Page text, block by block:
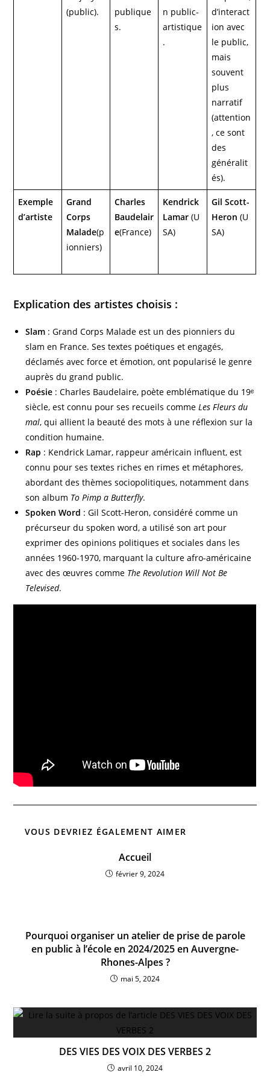
(public).
publique
s.
n public-
artistique
.
d’interact
ion avec
le public,
mais
souvent
plus
narratif
(attention
, ce sont
des
généralit
és).
Exemple
d’artiste
Grand
Corps
Malade(p
ionniers)
Charles
Baudelair
e(France)
Kendrick
Lamar (U
SA)
Gil Scott-
Heron (U
SA)
Explication des artistes choisis :
Slam : Grand Corps Malade est un des pionniers du
slam en France. Ses textes poétiques et engagés,
déclamés avec force et émotion, ont popularisé le genre
auprès du grand public.
Poésie : Charles Baudelaire, poète emblématique du 19ᵉ
siècle, est connu pour ses recueils comme Les Fleurs du
mal, qui allient la beauté des mots à une réflexion sur la
condition humaine.
Rap : Kendrick Lamar, rappeur américain influent, est
connu pour ses textes riches en rimes et métaphores,
abordant des thèmes sociopolitiques, notamment dans
son album To Pimp a Butterfly.
Spoken Word : Gil Scott-Heron, considéré comme un
précurseur du spoken word, a utilisé son art pour
exprimer des opinions politiques et sociales dans les
années 1960-1970, marquant la culture afro-américaine
avec des œuvres comme The Revolution Will Not Be
Televised.
VOUS DEVRIEZ ÉGALEMENT AIMER
Accueil
février 9, 2024
Pourquoi organiser un atelier de prise de parole
en public à l’école en 2024/2025 en Auvergne-
Rhones-Alpes ?
mai 5, 2024
DES VIES DES VOIX DES VERBES 2
avril 10, 2024